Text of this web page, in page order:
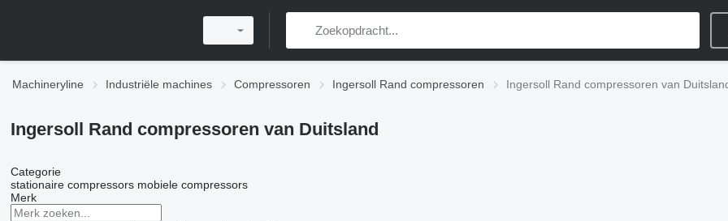
Machineryline Industriële machines Compressoren Ingersoll Rand compressoren Ingersoll Rand compressoren van
Ingersoll Rand compressoren van Duitsland
Categorie
stationaire compressors mobiele compressors
Merk